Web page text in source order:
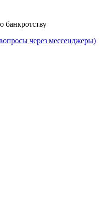
банкротству
через мессенджеры)